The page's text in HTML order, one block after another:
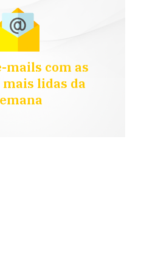
mails com as
lidas da